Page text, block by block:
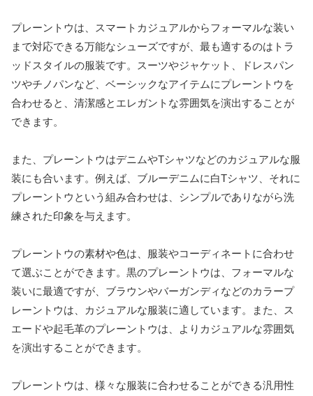
プレーントウは、スマートカジュアルからフォーマルな装い
まで対応できる万能なシューズですが、最も適するのはトラ
ッドスタイルの服装です。スーツやジャケット、ドレスパン
ツやチノパンなど、ベーシックなアイテムにプレーントウを
合わせると、清潔感とエレガントな雰囲気を演出することが
できます。
また、プレーントウはデニムやTシャツなどのカジュアルな服
装にも合います。例えば、ブルーデニムに白Tシャツ、それに
プレーントウという組み合わせは、シンプルでありながら洗
練された印象を与えます。
プレーントウの素材や色は、服装やコーディネートに合わせ
て選ぶことができます。黒のプレーントウは、フォーマルな
装いに最適ですが、ブラウンやバーガンディなどのカラープ
レーントウは、カジュアルな服装に適しています。また、ス
エードや起毛革のプレーントウは、よりカジュアルな雰囲気
を演出することができます。
プレーントウは、様々な服装に合わせることができる汎用性